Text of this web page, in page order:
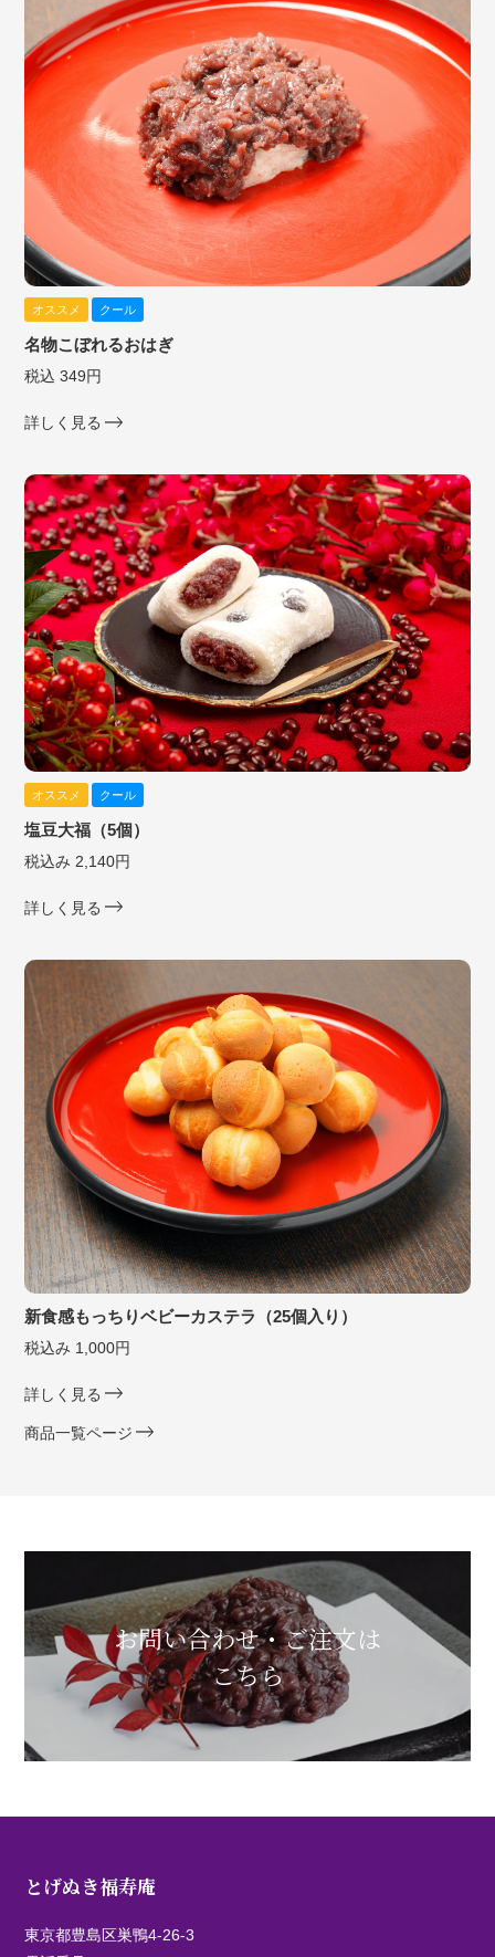
オススメ クール
名物こぼれるおはぎ
税込 349円
詳しく見る
オススメ クール
塩豆大福（5個）
税込み 2,140円
詳しく見る
新食感もっちりベビーカステラ（25個入り）
税込み 1,000円
詳しく見る
商品一覧ページ
お問い合わせ・ご注文は
こちら
とげぬき福寿庵
東京都豊島区巣鴨4-26-3